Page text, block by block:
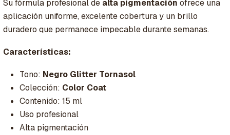
Su fórmula profesional de alta pigmentación ofrece una
aplicación uniforme, excelente cobertura y un brillo
duradero que permanece impecable durante semanas.
Características:
Tono: Negro Glitter Tornasol
Colección: Color Coat
Contenido: 15 ml
Uso profesional
Alta pigmentación